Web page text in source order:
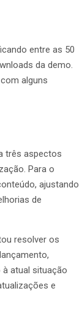
entre as 50
da demo.
alguns
três aspectos
Para o
ajustando
de
resolver os
atual situação
e